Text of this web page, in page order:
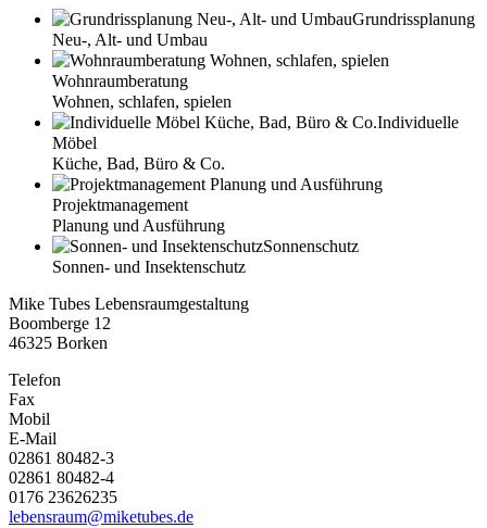
Grundrissplanung
Neu-, Alt- und Umbau
Wohnraumberatung
Wohnen, schlafen, spielen
Individuelle
Möbel
Küche, Bad, Büro & Co.
Projektmanagement
Planung und Ausführung
Sonnenschutz
Sonnen- und Insektenschutz
Mike Tubes Lebensraumgestaltung
Boomberge 12
46325 Borken
Telefon
Fax
Mobil
E-Mail
02861 80482-3
02861 80482-4
0176 23626235
lebensraum@miketubes.de